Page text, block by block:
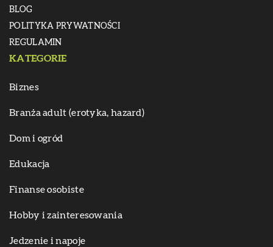
BLOG
POLITYKA PRYWATNOŚCI
REGULAMIN
KATEGORIE
Biznes
Branża adult (erotyka, hazard)
Dom i ogród
Edukacja
Finanse osobiste
Hobby i zainteresowania
Jedzenie i napoje